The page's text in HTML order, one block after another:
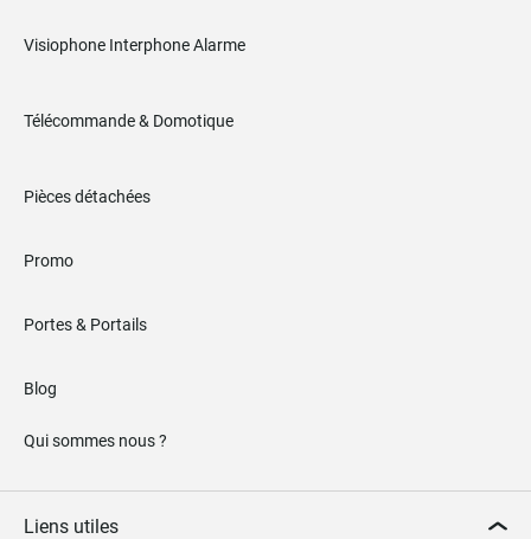
Visiophone Interphone Alarme
Télécommande & Domotique
Pièces détachées
Promo
Portes & Portails
Blog
Qui sommes nous ?
Liens utiles